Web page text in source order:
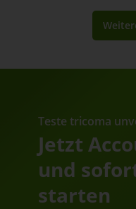
Teste tricoma
Jetzt
und
starten